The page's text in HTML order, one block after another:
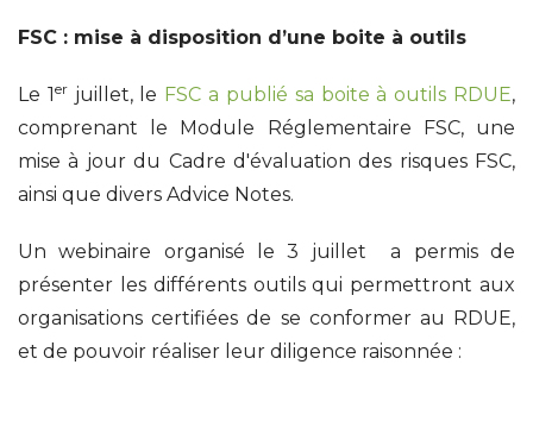
FSC : mise à disposition d’une boite à outils
Le 1 erjuillet, le FSC a publié sa boite à outils RDUE,
comprenant le Module Réglementaire FSC, une
mise à jour du Cadre d'évaluation des risques FSC,
ainsi que divers Advice Notes.
Un webinaire organisé le 3 juillet a permis de
présenter les différents outils qui permettront aux
organisations certifiées de se conformer au RDUE,
et de pouvoir réaliser leur diligence raisonnée :